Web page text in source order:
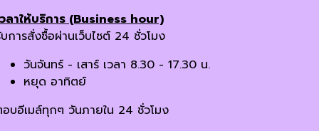
ลาให้บริการ (Business hour)
การสั่งซื้อผ่านเว็บไซต์ 24 ชั่วโมง
วันจันทร์ - เสาร์ เวลา 8.30 - 17.30 น.
หยุด อาทิตย์
บอีเมล์ทุกๆ วันภายใน 24 ชั่วโมง